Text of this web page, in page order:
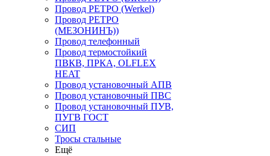
Провод РЕТРО (Werkel)
Провод РЕТРО
(МЕЗОНИНЪ))
Провод телефонный
Провод термостойкий
ПВКВ, ПРКА, OLFLEX
HEAT
Провод установочный АПВ
Провод установочный ПВС
Провод установочный ПУВ,
ПУГВ ГОСТ
СИП
Тросы стальные
Ещё